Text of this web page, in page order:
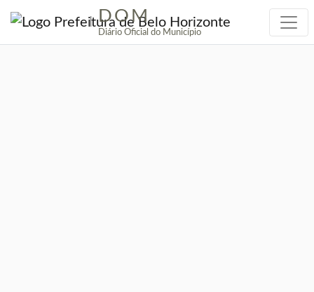
| DOM
Diário Oficial do Município